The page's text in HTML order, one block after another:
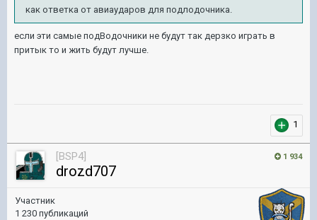
как ответка от авиаударов для подлодочника.
если эти самые подВодочники не будут так дерзко играть в
притык то и жить будут лучше.
1
1 934
[BSP4]
drozd707
Участник
1 230 публикаций